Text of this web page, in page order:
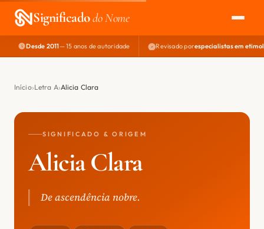
Significadodo Nome
EXPLORAR
NOME PERFEITO
Desde 2011— 15 anos de autoridade Revisado porespecialistas em
Início Letra A Alicia Clara
SIGNIFICADO & ORIGEM
Alicia Clara
De ascendência nobre.